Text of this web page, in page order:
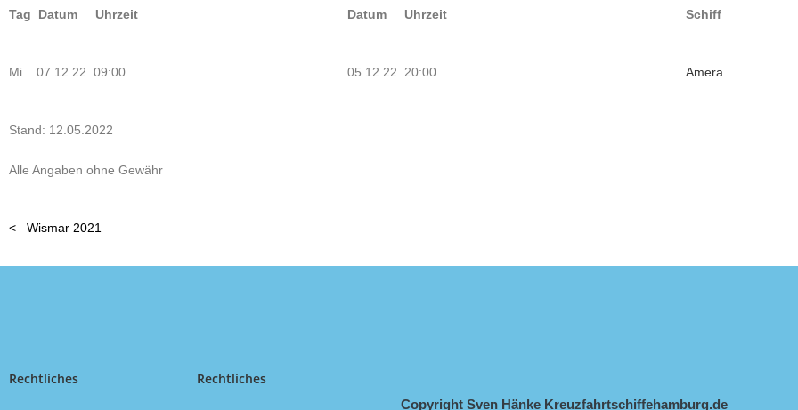
Tag Datum Uhrzeit Datum Uhrzeit Schiff
Mi 07.12.22 09:00 05.12.22 20:00 Amera
Stand: 12.05.2022
Alle Angaben ohne Gewähr
<– Wismar 2021
Rechtliches Rechtliches
Copyright Sven Hänke Kreuzfahrtschiffehamburg.de